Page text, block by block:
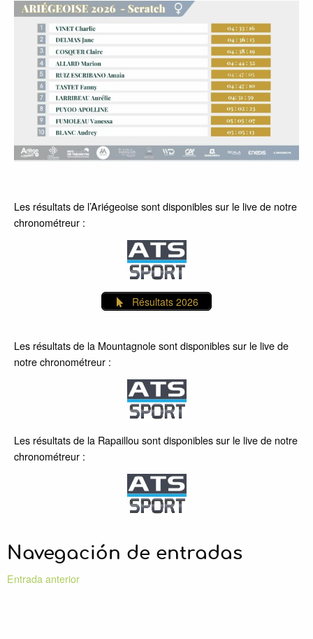
Les résultats de l’Ariégeoise sont disponibles sur le live de notre
chronométreur :
Résultats 2026
Les résultats de la Mountagnole sont disponibles sur le live de
notre chronométreur :
Les résultats de la Rapaillou sont disponibles sur le live de notre
chronométreur :
Navegación de entradas
Entrada anterior